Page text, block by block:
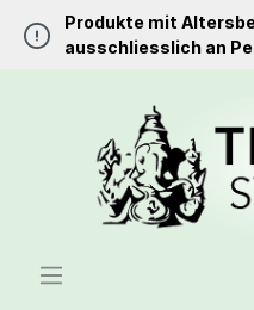
Produkte mit
ausschliesslich an